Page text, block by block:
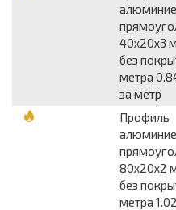
40x20x3
без
метра
за метр
Профиль
80x20x2
без
метра